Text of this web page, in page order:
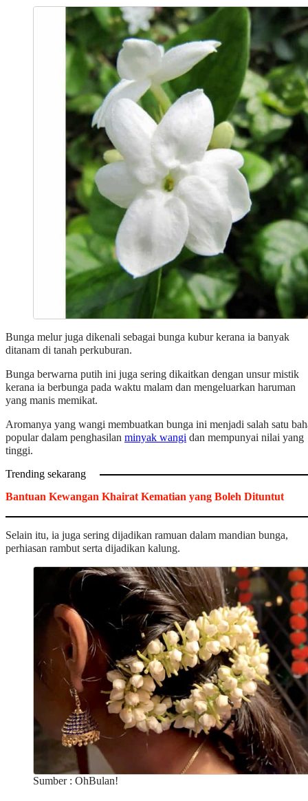
Bunga melur juga dikenali sebagai bunga kubur kerana ia banyak
ditanam di tanah perkuburan.
Bunga berwarna putih ini juga sering dikaitkan dengan unsur mistik
kerana ia berbunga pada waktu malam dan mengeluarkan haruman
yang manis memikat.
Aromanya yang wangi membuatkan bunga ini menjadi salah satu
popular dalam penghasilan minyak wangi dan mempunyai nilai yang
tinggi.
Trending sekarang
Bantuan Kewangan Khairat Kematian yang Boleh Dituntut
Selain itu, ia juga sering dijadikan ramuan dalam mandian bunga,
perhiasan rambut serta dijadikan kalung.
Sumber : OhBulan!